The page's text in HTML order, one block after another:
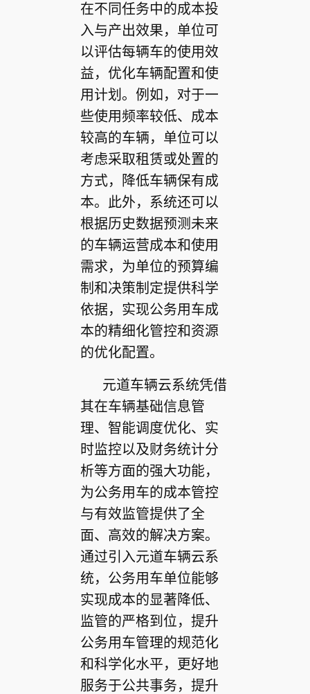
在不同任务中的成本投
入与产出效果，单位可
以评估每辆车的使用效
益，优化车辆配置和使
用计划。例如，对于一
些使用频率较低、成本
较高的车辆，单位可以
考虑采取租赁或处置的
方式，降低车辆保有成
本。此外，系统还可以
根据历史数据预测未来
的车辆运营成本和使用
需求，为单位的预算编
制和决策制定提供科学
依据，实现公务用车成
本的精细化管控和资源
的优化配置。
元道车辆云系统凭借
其在车辆基础信息管
理、智能调度优化、实
时监控以及财务统计分
析等方面的强大功能，
为公务用车的成本管控
与有效监管提供了全
面、高效的解决方案。
通过引入元道车辆云系
统，公务用车单位能够
实现成本的显著降低、
监管的严格到位，提升
公务用车管理的规范化
和科学化水平，更好地
服务于公共事务，提升